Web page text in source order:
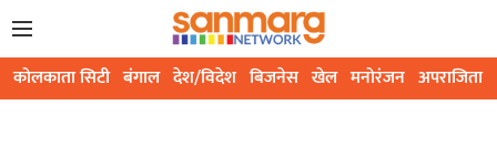
कोलकाता सिटी बंगाल देश/विदेश बिजनेस खेल मनोरंजन अपराजिता